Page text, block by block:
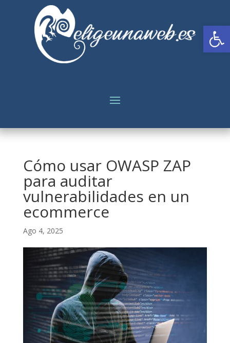
Cómo usar OWASP ZAP
para auditar
vulnerabilidades en un
ecommerce
Ago 4, 2025